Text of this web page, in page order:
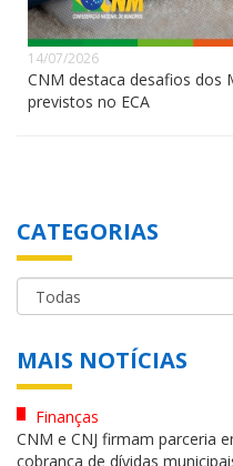
14/07/2026
CNM destaca desafios dos
previstos no ECA
CATEGORIAS
MAIS NOTÍCIAS
Finanças
CNM e CNJ firmam parceria
cobrança de dívidas